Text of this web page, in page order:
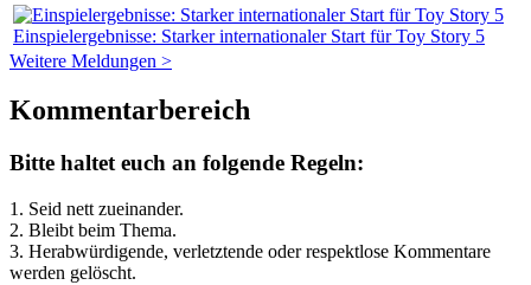
Einspielergebnisse: Starker internationaler Start für Toy Story 5
Weitere Meldungen >
Kommentarbereich
Bitte haltet euch an folgende Regeln:
1. Seid nett zueinander.
2. Bleibt beim Thema.
3. Herabwürdigende, verletztende oder respektlose Kommentare
werden gelöscht.